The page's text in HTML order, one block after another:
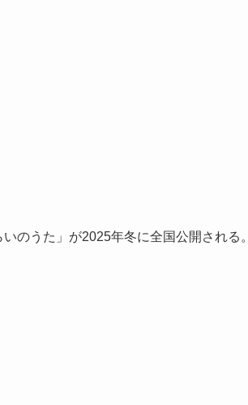
のうた」が2025年冬に全国公開される。